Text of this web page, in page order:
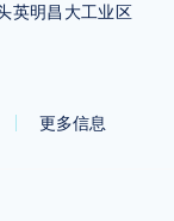
英明昌大工业区
更多信息